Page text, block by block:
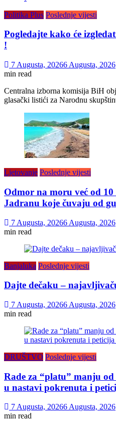
Politika Plus Poslednje vijesti
Pogledajte kako će
!
7 Augusta, 20266 Augusta, 2026
min read
Centralna izborna komisija BiH
glasački listići za Narodnu
Ljetovanje Poslednje vijesti
Odmor na moru već od
Jadranu koje čuvaju od
7 Augusta, 20266 Augusta, 2026
min read
Banjaluka Poslednje vijesti
Dajte dečaku –
7 Augusta, 20266 Augusta, 2026
min read
DRUŠTVO Poslednje vijesti
Rade za “platu” manju
u nastavi pokrenuta i
7 Augusta, 20266 Augusta, 2026
min read